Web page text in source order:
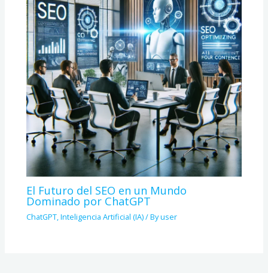
El Futuro del SEO en un Mundo
Dominado por ChatGPT
ChatGPT,Inteligencia Artificial (IA)/ Byuser